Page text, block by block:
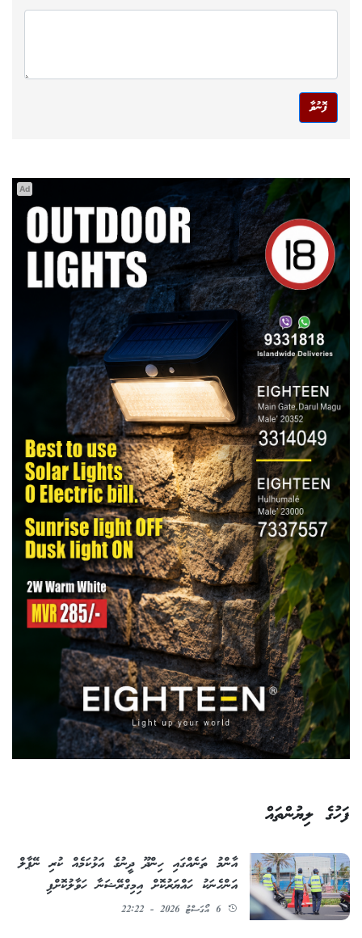
ފޮނުވާ
Ad
ފަހުގެ ލިޔުންތައް
އާންމު ތަނެއްގައި ހިންދޫ ދީނުގެ އަޅުކަމެއް ކުރި ނޭޕާލް
އަންހެނަކު ހައްޔަރުކޮށް އިމިގްރޭޝަނާ ހަވާލުކޮށްފި
6 އޯގަސްޓު 2026 - 22:22